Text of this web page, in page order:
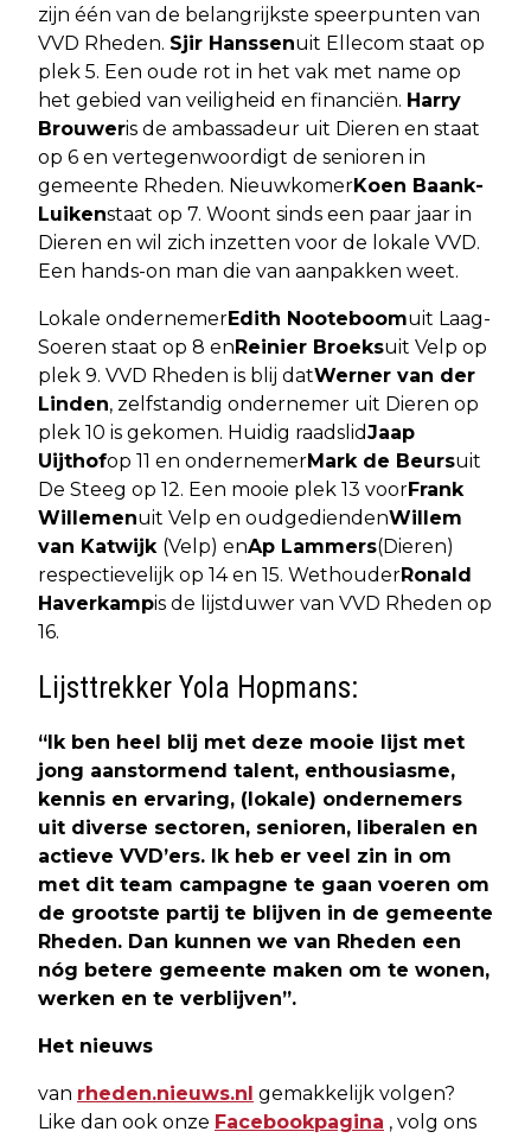
zijn één van de belangrijkste speerpunten van
VVD Rheden. Sjir Hanssenuit Ellecom staat op
plek 5. Een oude rot in het vak met name op
het gebied van veiligheid en financiën. Harry
Brouweris de ambassadeur uit Dieren en staat
op 6 en vertegenwoordigt de senioren in
gemeente Rheden. NieuwkomerKoen Baank-
Luikenstaat op 7. Woont sinds een paar jaar in
Dieren en wil zich inzetten voor de lokale VVD.
Een hands-on man die van aanpakken weet.
Lokale ondernemerEdith Nooteboomuit Laag-
Soeren staat op 8 enReinier Broeksuit Velp op
plek 9. VVD Rheden is blij datWerner van der
Linden, zelfstandig ondernemer uit Dieren op
plek 10 is gekomen. Huidig raadslidJaap
Uijthofop 11 en ondernemerMark de Beursuit
De Steeg op 12. Een mooie plek 13 voorFrank
Willemenuit Velp en oudgediendenWillem
van Katwijk (Velp) enAp Lammers(Dieren)
respectievelijk op 14 en 15. WethouderRonald
Haverkampis de lijstduwer van VVD Rheden op
16.
Lijsttrekker Yola Hopmans:
“Ik ben heel blij met deze mooie lijst met
jong aanstormend talent, enthousiasme,
kennis en ervaring, (lokale) ondernemers
uit diverse sectoren, senioren, liberalen en
actieve VVD’ers. Ik heb er veel zin in om
met dit team campagne te gaan voeren om
de grootste partij te blijven in de gemeente
Rheden. Dan kunnen we van Rheden een
nóg betere gemeente maken om te wonen,
werken en te verblijven”.
Het nieuws
van rheden.nieuws.nl gemakkelijk volgen?
Like dan ook onze Facebookpagina , volg ons